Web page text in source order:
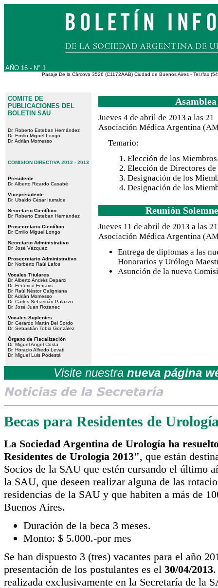
AÑO 16 - N° 1
Pasaje De la Cárcova 3526 (C1172AAB) Ciudad de Buenos Aires - Tel./fax
COMITE DE
PUBLICACIONES DEL
BOLETIN SAU
Dr. Roberto Esteban Hernández
Dr. Emilio Miguel Longo
Dr. Adrián Momesso
COMISION DIRECTIVA 2012 - 2013
Presidente
Dr. Alberto Ricardo Casabé
Vicepresidente
Dr. Ubaldo César Iturralde
Secretario Científico
Dr. Roberto Esteban Hernández
Prosecretario Científico
Dr. Emilio Miguel Longo
Secretario Administrativo
Dr. José Vázquez
Prosecretario Administrativo
Dr. Norberto Raúl Lafos
Vocales Titulares
Dr. Alberto Andrés Deparci
Dr. Federico Ferraris
Dr. Raúl Néstor Galigniana
Dr. Adrián Momesso
Dr. Carlos Sebastián Palazzo
Dr. José Juan Rozanec
Vocales Suplentes
Dr. Gerardo Martín Del Sordo
Dr. Sebastián Tobia González
Órgano de Fiscalización
Dr. Miguel Angel Costa
Dr. Horacio Alfredo Levati
Dr. Miguel Luis Podestá
Jueves 4 de abril de 2013 a las 21
Asociación Médica Argentina
Temario:
Elección de los
Elección de Directores
Designación de los
Designación de los
Reunión
Jueves 11 de abril de 2013 a las 21
Asociación Médica Argentina
Entrega de diplomas a las
Honorarios y Urólogo
Asunción de la nueva
Visite nuestra nueva página
Becas para Residentes de
La Sociedad Argentina de Urología ha
Residentes de Urología 2013", que están
Socios de la SAU que estén cursando el último
la SAU, que deseen realizar alguna de las
residencias de la SAU y que habiten a más de
Buenos Aires.
Duración de la beca 3 meses.
Monto: $ 5.000.-por mes
Se han dispuesto 3 (tres) vacantes para el año
presentación de los postulantes es el 30/04/2013
realizada exclusivamente en la Secretaría de la